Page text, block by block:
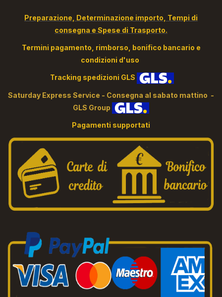
Preparazione, Determinazione importo, Tempi di
consegna e Spese di Trasporto.
Termini pagamento, rimborso, bonifico bancario e
condizioni d'uso
Tracking spedizioni GLS
Saturday Express Service - Consegna al sabato mattino -
GLS Group
Pagamenti supportati